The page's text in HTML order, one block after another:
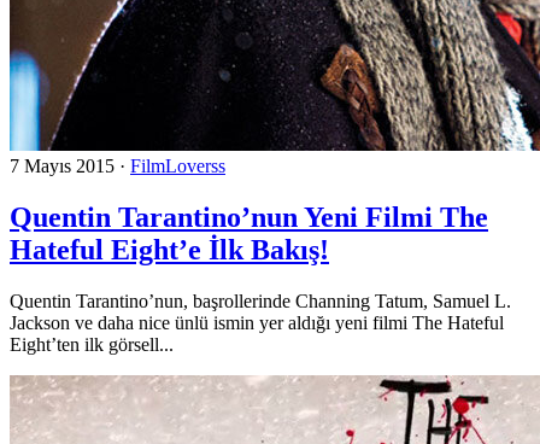
7 Mayıs 2015 · FilmLoverss
Quentin Tarantino’nun Yeni Filmi The
Hateful Eight’e İlk Bakış!
Quentin Tarantino’nun, başrollerinde Channing Tatum, Samuel L.
Jackson ve daha nice ünlü ismin yer aldığı yeni filmi The Hateful
Eight’ten ilk görsell...